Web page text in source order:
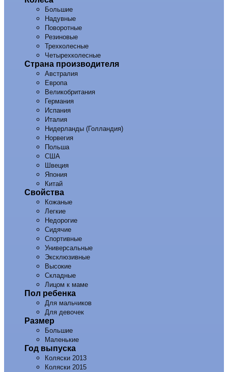
Большие
Надувные
Поворотные
Резиновые
Трехколесные
Четырехколесные
Страна производителя
Австралия
Европа
Великобритания
Германия
Испания
Италия
Нидерланды (Голландия)
Норвегия
Польша
США
Швеция
Япония
Китай
Свойства
Кожаные
Легкие
Недорогие
Сидячие
Спортивные
Универсальные
Эксклюзивные
Высокие
Складные
Лицом к маме
Пол ребенка
Для мальчиков
Для девочек
Размер
Большие
Маленькие
Год выпуска
Коляски 2013
Коляски 2015